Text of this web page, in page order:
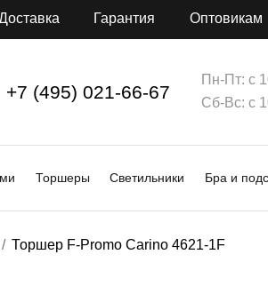
Гарантия Оптовикам
+7 (495) 021-66-67
Пн-Пт: с
Сб-Вс: с
Торшеры Светильники Бра и
Торшер F-Promo Carino 4621-1F